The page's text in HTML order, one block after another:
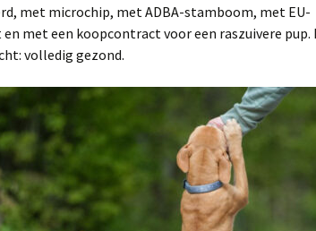
met microchip, met ADBA-stamboom, met EU-
met een koopcontract voor een raszuivere pup.
volledig gezond.